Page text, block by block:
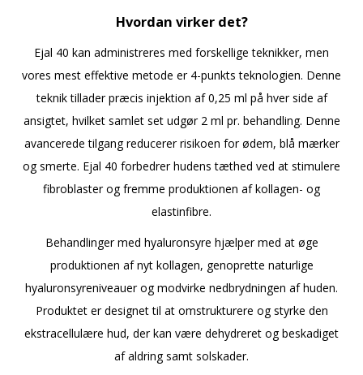
Hvordan virker det?
Ejal 40 kan administreres med forskellige teknikker, men
vores mest effektive metode er 4-punkts teknologien. Denne
teknik tillader præcis injektion af 0,25 ml på hver side af
ansigtet, hvilket samlet set udgør 2 ml pr. behandling. Denne
avancerede tilgang reducerer risikoen for ødem, blå mærker
og smerte. Ejal 40 forbedrer hudens tæthed ved at stimulere
fibroblaster og fremme produktionen af kollagen- og
elastinfibre.
Behandlinger med hyaluronsyre hjælper med at øge
produktionen af nyt kollagen, genoprette naturlige
hyaluronsyreniveauer og modvirke nedbrydningen af huden.
Produktet er designet til at omstrukturere og styrke den
ekstracellulære hud, der kan være dehydreret og beskadiget
af aldring samt solskader.